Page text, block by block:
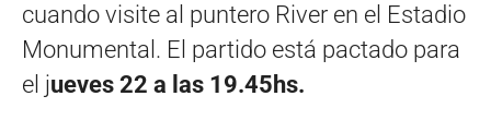
cuando visite al puntero River en el Estadio
Monumental. El partido está pactado para
el jueves 22 a las 19.45hs.